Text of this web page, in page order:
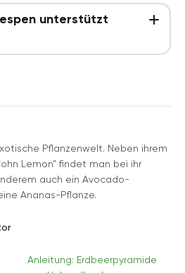
unterstützt
Pflanzenwelt. Neben ihrem
Lemon" findet man bei ihr
auch ein Avocado-
Ananas-Pflanze.
Anleitung: Erdbeerpyramide